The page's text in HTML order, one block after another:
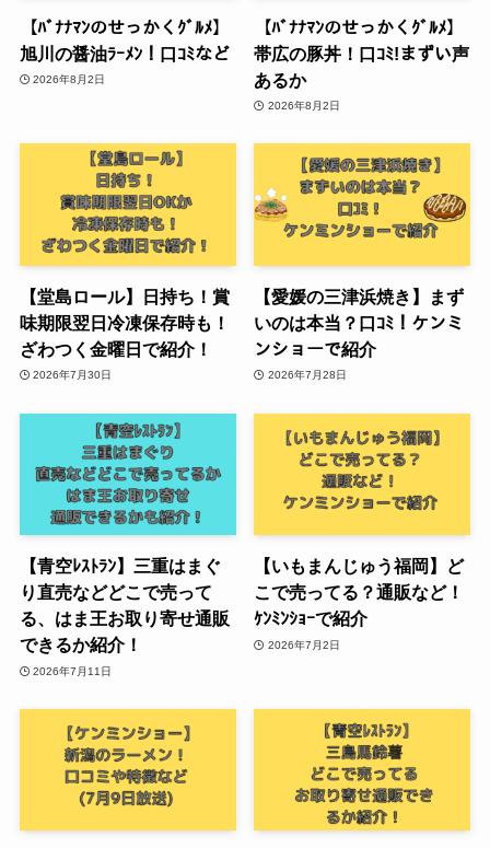
【ﾊﾞﾅﾅﾏﾝのせっかくｸﾞﾙﾒ】
旭川の醤油ﾗｰﾒﾝ！口ｺﾐなど
2026年8月2日
【ﾊﾞﾅﾅﾏﾝのせっかくｸﾞﾙﾒ】
帯広の豚丼！口ｺﾐ!まずい声
あるか
2026年8月2日
【堂島ロール】日持ち！賞
味期限翌日冷凍保存時も！
ざわつく金曜日で紹介！
2026年7月30日
【愛媛の三津浜焼き】まず
いのは本当？口ｺﾐ！ケンミ
ンショーで紹介
2026年7月28日
【青空ﾚｽﾄﾗﾝ】三重はまぐ
り直売などどこで売って
る、はま王お取り寄せ通販
できるか紹介！
2026年7月11日
【いもまんじゅう福岡】ど
こで売ってる？通販など！
ｹﾝﾐﾝｼｮｰで紹介
2026年7月2日